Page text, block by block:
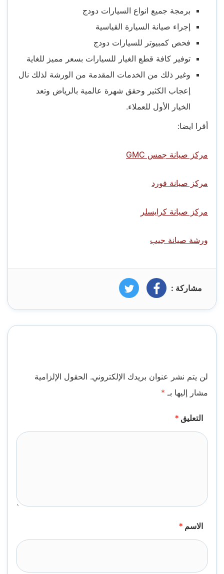
برمجة جميع انواع السيارات دودج
إجراء صيانة السيارة القياسية
فحص كمبيوتر للسيارات دودج
توفير كافة قطع الغيار للسيارات بسعر مميز للغاية
وغير ذلك من الخدمات المقدمة من الورشة لذلك نال
إعجاب الكثير وحقق شهرة عالمية بالرياض وتعد
الخيار الأول للعملاء.
أقرا ايضا:
مركز صيانة جمس GMC
مركز صيانة فورد
مركز صيانة كرايسلر
ورشة صيانة جيب
مشاركة : فيسبوك تويتر
لن يتم نشر عنوان بريدك الإلكتروني. الحقول الإلزامية
مشار إليها بـ *
التعليق *
الاسم *